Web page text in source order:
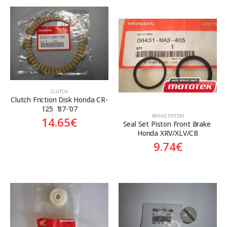
CLUTCH
Clutch Friction Disk Honda CR-
125  ’87-’07
14.65€ BRAKE SYSTEM
Seal Set Piston Front Brake
Honda XRV/XLV/CB
9.74€